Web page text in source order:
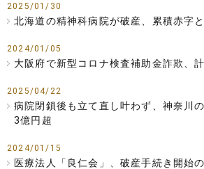
2025/01/30
北海道の精神科病院が破産、累積赤字
2024/01/05
大阪府で新型コロナ検査補助金詐欺、
2025/04/22
病院閉鎖後も立て直し叶わず、神奈川
3億円超
2024/01/15
医療法人「良仁会」、破産手続き開始